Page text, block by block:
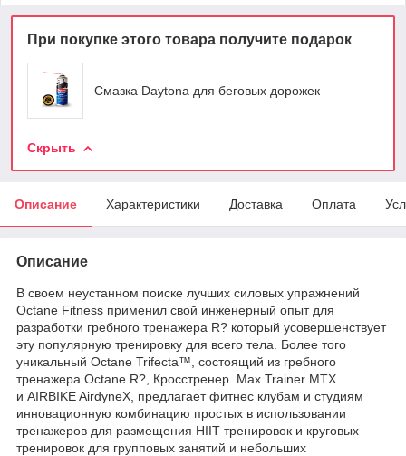
При покупке этого товара получите подарок
Смазка Daytona для беговых дорожек
Скрыть
Описание Характеристики Доставка Оплата
Описание
В своем неустанном поиске лучших силовых упражнений
Octane Fitness применил свой инженерный опыт для
разработки гребного тренажера R? который усовершенствует
эту популярную тренировку для всего тела. Более того
уникальный Octane Trifecta™, состоящий из гребного
тренажера Octane R?, Кросстренер Max Trainer MTX
и AIRBIKE AirdyneX, предлагает фитнес клубам и студиям
инновационную комбинацию простых в использовании
тренажеров для размещения HIIT тренировок и круговых
тренировок для групповых занятий и небольших